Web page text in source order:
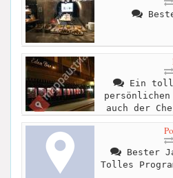
Ein
auch der
Bester
Tolles